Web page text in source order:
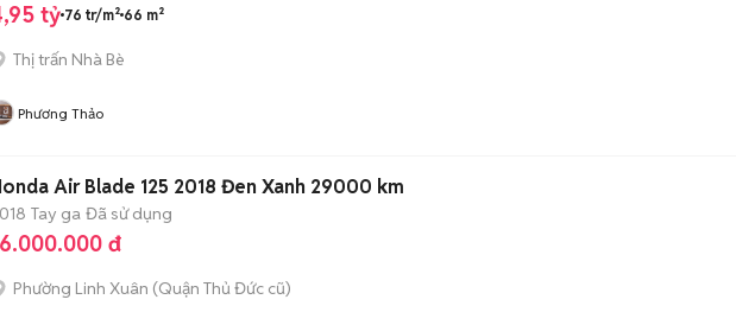
tỷ 76 tr/m² 66 m²
Thị trấn Nhà Bè
Phương Thảo
Air Blade 125 2018 Đen Xanh 29000 km
Tay ga Đã sử dụng
đ
Phường Linh Xuân (Quận Thủ Đức cũ)